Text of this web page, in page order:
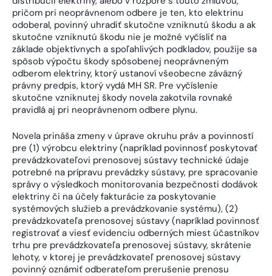
pričom pri neoprávnenom odbere je ten, kto elektrinu
odoberal, povinný uhradiť skutočne vzniknutú škodu a ak
skutočne vzniknutú škodu nie je možné vyčísliť na
základe objektívnych a spoľahlivých podkladov, použije sa
spôsob výpočtu škody spôsobenej neoprávneným
odberom elektriny, ktorý ustanoví všeobecne záväzný
právny predpis, ktorý vydá MH SR. Pre vyčíslenie
skutočne vzniknutej škody novela zakotvila rovnaké
pravidlá aj pri neoprávnenom odbere plynu.
Novela prináša zmeny v úprave okruhu práv a povinností
pre (1) výrobcu elektriny (napríklad povinnosť poskytovať
prevádzkovateľovi prenosovej sústavy technické údaje
potrebné na prípravu prevádzky sústavy, pre spracovanie
správy o výsledkoch monitorovania bezpečnosti dodávok
elektriny či na účely fakturácie za poskytovanie
systémových služieb a prevádzkovanie systému), (2)
prevádzkovateľa prenosovej sústavy (napríklad povinnosť
registrovať a viesť evidenciu odberných miest účastníkov
trhu pre prevádzkovateľa prenosovej sústavy, skrátenie
lehoty, v ktorej je prevádzkovateľ prenosovej sústavy
povinný oznámiť odberateľom prerušenie prenosu